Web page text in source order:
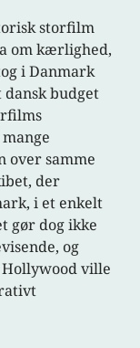
storfilm
om kærlighed,
i Danmark
dansk budget
over samme
der
i et enkelt
gør dog ikke
og
Hollywood ville